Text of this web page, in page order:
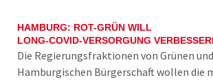
HAMBURG: ROT-GRÜN WILL
LONG-COVID-VERSORGUNG
Die Regierungsfraktionen von Grünen
Hamburgischen Bürgerschaft wollen die